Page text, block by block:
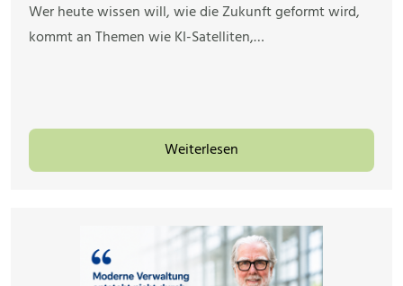
Wer heute wissen will, wie die Zukunft geformt wird,
kommt an Themen wie KI-Satelliten,…
Weiterlesen